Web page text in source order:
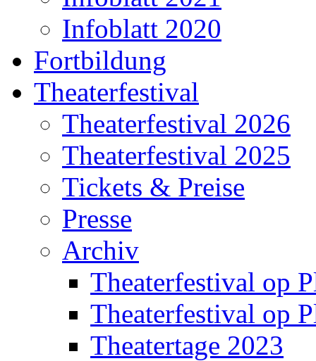
Infoblatt 2020
Fortbildung
Theaterfestival
Theaterfestival 2026
Theaterfestival 2025
Tickets & Preise
Presse
Archiv
Theaterfestival op
Theaterfestival op
Theatertage 2023